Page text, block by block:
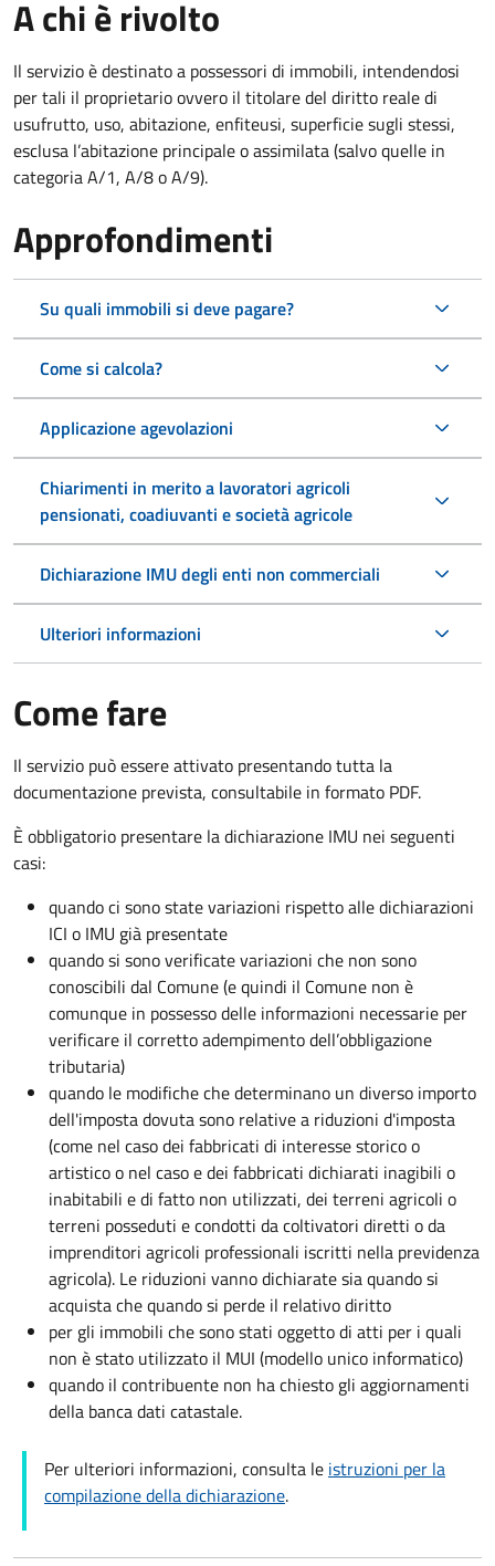
A chi è rivolto
Il servizio è destinato a possessori di immobili, intendendosi
per tali il proprietario ovvero il titolare del diritto reale di
usufrutto, uso, abitazione, enfiteusi, superficie sugli stessi,
esclusa l’abitazione principale o assimilata (salvo quelle in
categoria A/1, A/8 o A/9).
Approfondimenti
Su quali immobili si deve pagare?
Come si calcola?
Applicazione agevolazioni
Chiarimenti in merito a lavoratori agricoli
pensionati, coadiuvanti e società agricole
Dichiarazione IMU degli enti non commerciali
Ulteriori informazioni
Come fare
Il servizio può essere attivato presentando tutta la
documentazione prevista, consultabile in formato PDF.
È obbligatorio presentare la dichiarazione IMU nei seguenti
casi:
quando ci sono state variazioni rispetto alle dichiarazioni
ICI o IMU già presentate
quando si sono verificate variazioni che non sono
conoscibili dal Comune (e quindi il Comune non è
comunque in possesso delle informazioni necessarie per
verificare il corretto adempimento dell’obbligazione
tributaria)
quando le modifiche che determinano un diverso importo
dell'imposta dovuta sono relative a riduzioni d'imposta
(come nel caso dei fabbricati di interesse storico o
artistico o nel caso e dei fabbricati dichiarati inagibili o
inabitabili e di fatto non utilizzati, dei terreni agricoli o
terreni posseduti e condotti da coltivatori diretti o da
imprenditori agricoli professionali iscritti nella previdenza
agricola). Le riduzioni vanno dichiarate sia quando si
acquista che quando si perde il relativo diritto
per gli immobili che sono stati oggetto di atti per i quali
non è stato utilizzato il MUI (modello unico informatico)
quando il contribuente non ha chiesto gli aggiornamenti
della banca dati catastale.
Per ulteriori informazioni, consulta le istruzioni per la
compilazione della dichiarazione.